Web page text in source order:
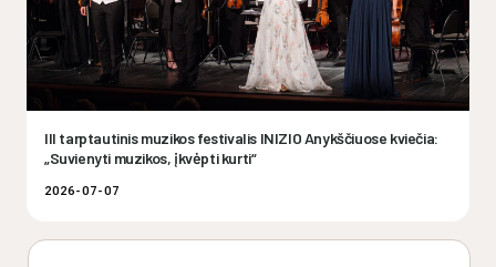
III tarptautinis muzikos festivalis INIZIO Anykščiuose kviečia:
„Suvienyti muzikos, įkvėpti kurti“
2026-07-07